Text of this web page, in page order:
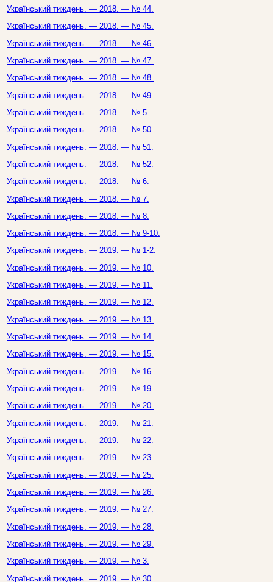
Український тиждень. — 2018. — № 44.
Український тиждень. — 2018. — № 45.
Український тиждень. — 2018. — № 46.
Український тиждень. — 2018. — № 47.
Український тиждень. — 2018. — № 48.
Український тиждень. — 2018. — № 49.
Український тиждень. — 2018. — № 5.
Український тиждень. — 2018. — № 50.
Український тиждень. — 2018. — № 51.
Український тиждень. — 2018. — № 52.
Український тиждень. — 2018. — № 6.
Український тиждень. — 2018. — № 7.
Український тиждень. — 2018. — № 8.
Український тиждень. — 2018. — № 9-10.
Український тиждень. — 2019. — № 1-2.
Український тиждень. — 2019. — № 10.
Український тиждень. — 2019. — № 11.
Український тиждень. — 2019. — № 12.
Український тиждень. — 2019. — № 13.
Український тиждень. — 2019. — № 14.
Український тиждень. — 2019. — № 15.
Український тиждень. — 2019. — № 16.
Український тиждень. — 2019. — № 19.
Український тиждень. — 2019. — № 20.
Український тиждень. — 2019. — № 21.
Український тиждень. — 2019. — № 22.
Український тиждень. — 2019. — № 23.
Український тиждень. — 2019. — № 25.
Український тиждень. — 2019. — № 26.
Український тиждень. — 2019. — № 27.
Український тиждень. — 2019. — № 28.
Український тиждень. — 2019. — № 29.
Український тиждень. — 2019. — № 3.
Український тиждень. — 2019. — № 30.